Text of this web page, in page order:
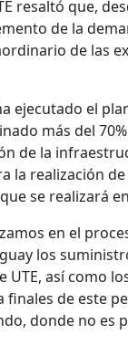
resaltó que,
de la
de las
ejecutado el
más del
de la
la realización
se realizará
en el
los
UTE, así como
finales de este
donde no es